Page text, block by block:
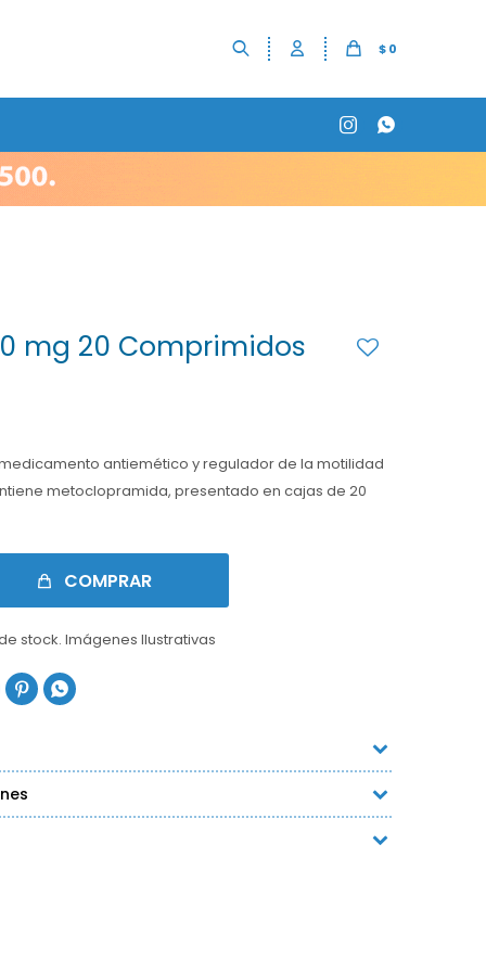
$0
 
mg 20 Comprimidos
antiemético y regulador de la motilidad
metoclopramida, presentado en cajas de 20
COMPRAR
stock. Imágenes Ilustrativas
 